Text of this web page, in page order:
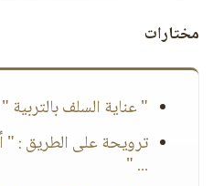
مختارات
" عناية السلف بالتربية "
ترويحة على الطريق : "
... "